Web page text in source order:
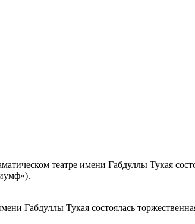
театре имени Габдуллы Тукая
Габдуллы Тукая состоялась